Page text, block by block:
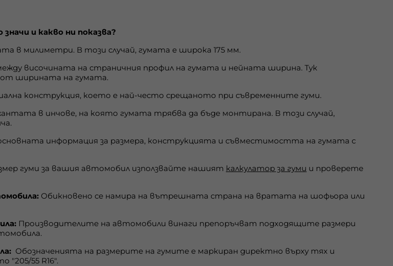
значи и какво ни показва?
в милиметри. В този случай, гумата е широка 175 мм.
височината на страничния профил на гумата и нейната ширина. Тук
от ширината на гумата.
конструкция, което е най-често срещаното при съвременните гуми.
в инчове, на която гумата трябва да бъде монтирана. В този случай,
информация за размера, конструкцията и съвместимостта на гумата с
гуми за вашия автомобил използвайте нашият калкулатор за гуми и проверете
Обикновено се намира на вътрешната страна на вратата на шофьора или
Производителите на автомобили винаги препоръчват подходящите размери
Обозначенията на размерите на гумите е маркиран директно върху тях и
"205/55 R16".